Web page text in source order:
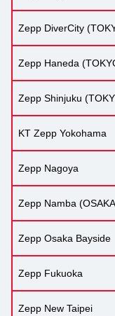
Zepp DiverCity
Zepp Haneda
Zepp Shinjuku
KT Zepp Yokohama
Zepp Nagoya
Zepp Namba
Zepp Osaka Bayside
Zepp Fukuoka
Zepp New Taipei